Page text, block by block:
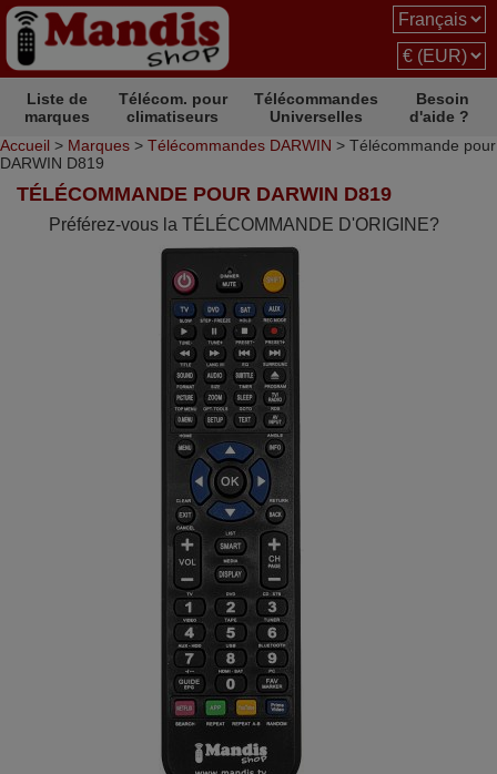
Liste de
marques
Télécom. pour
climatiseurs
Télécommandes
Universelles
Besoin
d'aide ?
Accueil > Marques > Télécommandes DARWIN > Télécommande pour
DARWIN D819
TÉLÉCOMMANDE POUR DARWIN D819
Préférez-vous la TÉLÉCOMMANDE D'ORIGINE?